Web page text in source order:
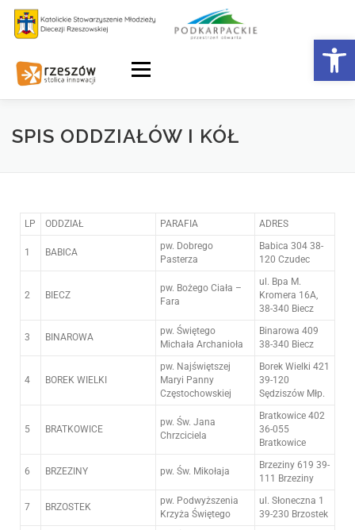
Menu
SPIS ODDZIAŁÓW I KÓŁ
LP ODDZIAŁ PARAFIA ADRES
1 BABICA
pw. Dobrego
Pasterza
Babica 304 38-
120 Czudec
2 BIECZ
pw. Bożego Ciała –
Fara
ul. Bpa M.
Kromera 16A,
38-340 Biecz
3 BINAROWA
pw. Świętego
Michała Archanioła
Binarowa 409
38-340 Biecz
4 BOREK WIELKI
pw. Najświętszej
Maryi Panny
Częstochowskiej
Borek Wielki 421
39-120
Sędziszów Młp.
5 BRATKOWICE
pw. Św. Jana
Chrzciciela
Bratkowice 402
36-055
Bratkowice
6 BRZEZINY pw. Św. Mikołaja
Brzeziny 619 39-
111 Brzeziny
7 BRZOSTEK
pw. Podwyższenia
Krzyża Świętego
ul. Słoneczna 1
39-230 Brzostek